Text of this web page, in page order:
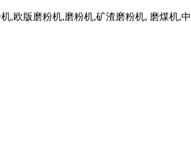
,欧版磨粉机,磨粉机,矿渣磨粉机, 磨煤机,